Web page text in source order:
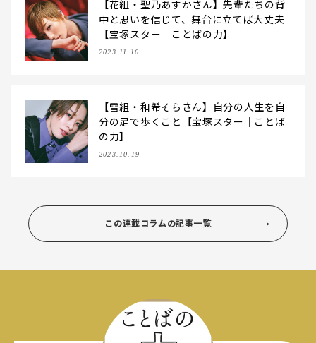
【花組・聖乃あすかさん】先輩たちの背
中と思いを信じて、舞台に立てば大丈夫
【宝塚スター｜ことばの力】
2023.11.16
【雪組・和希そらさん】自分の人生を自
分の足で歩くこと【宝塚スター｜ことば
の力】
2023.10.19
この連載コラムの記事一覧